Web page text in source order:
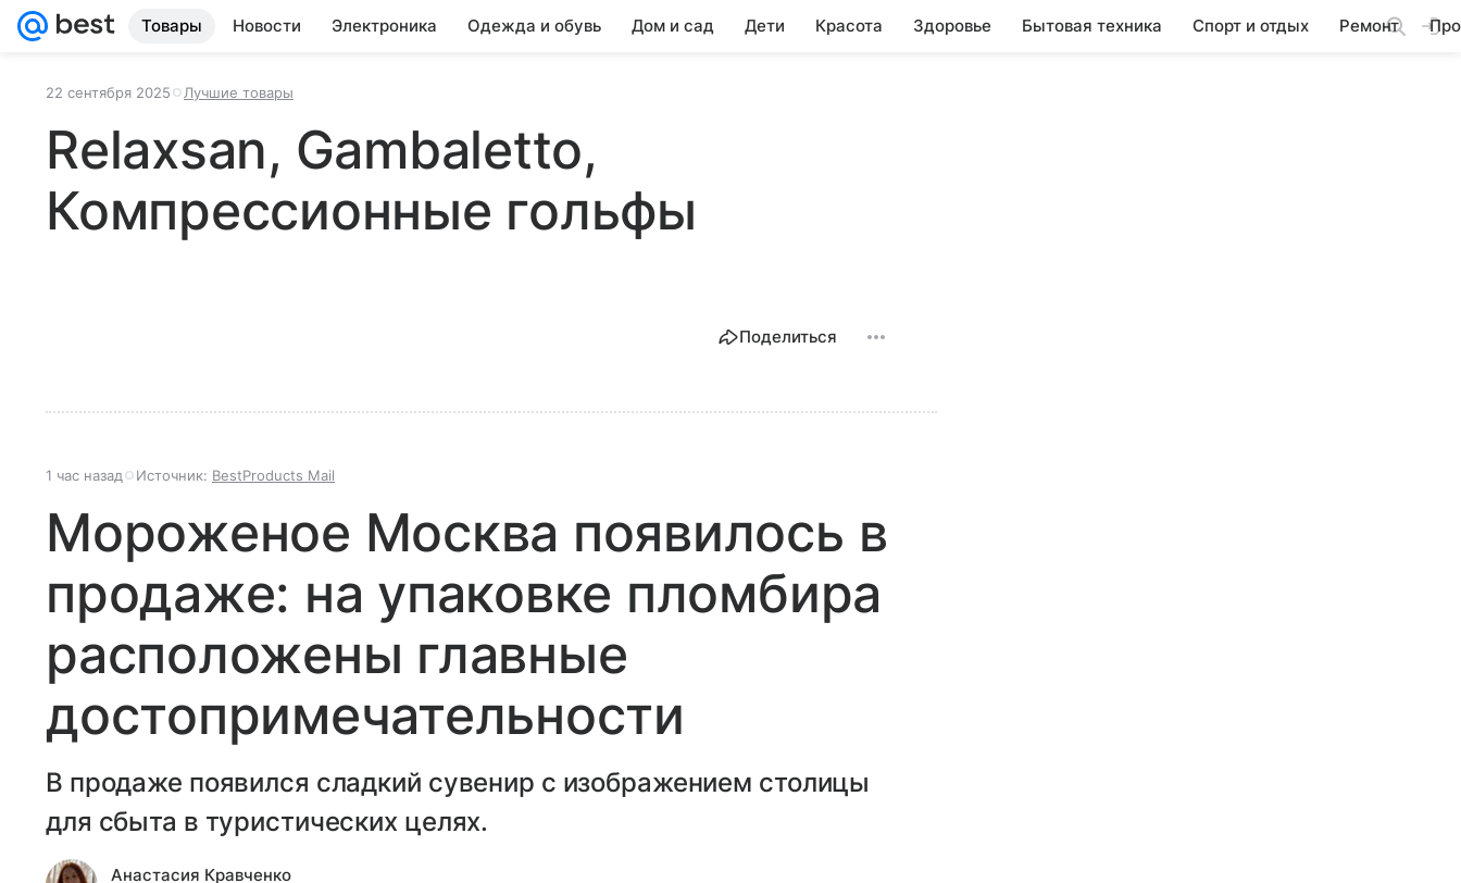
Товары Новости Электроника Одежда и обувь Дом и сад Дети Красота Здоровье Бытовая техника Спорт и отдых Ремонт
22 сентября 2025 Лучшие товары
Relaxsan, Gambaletto,
Компрессионные гольфы
Поделиться
1 час назад Источник: BestProducts Mail
Мороженое Москва появилось в
продаже: на упаковке пломбира
расположены главные
достопримечательности
В продаже появился сладкий сувенир с изображением столицы
для сбыта в туристических целях.
Анастасия Кравченко